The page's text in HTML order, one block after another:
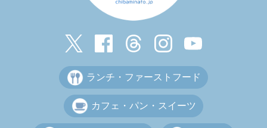
ランチ・ファーストフード
カフェ・パン・スイーツ